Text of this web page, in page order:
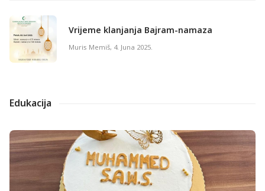
Vrijeme klanjanja Bajram-namaza
Muris Memiš, 4. Juna 2025.
Edukacija